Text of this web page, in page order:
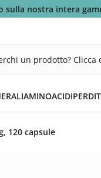
sulla nostra intera
un prodotto? Clicca
AMINOACIDI
120 capsule